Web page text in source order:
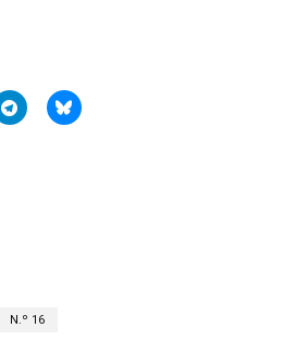
N.º 16